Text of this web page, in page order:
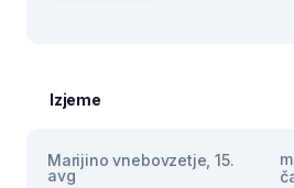
Izjeme
Marijino vnebovzetje, 15.
avg